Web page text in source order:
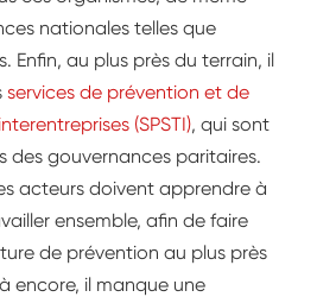
nationales telles que
Enfin, au plus près du terrain, il
services de prévention et de
(SPSTI), qui sont
des gouvernances paritaires.
acteurs doivent apprendre à
ensemble, afin de faire
de prévention au plus près
encore, il manque une